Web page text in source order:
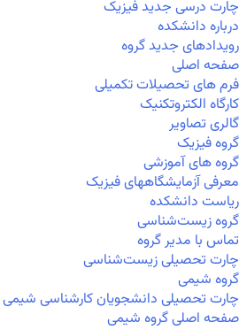
چارت درسی جدید فیزیک
درباره دانشکده
رویدادهای جدید گروه
صفحه اصلی
فرم های تحصیلات تکمیلی
کارگاه الکتروتکنیک
گالری تصاویر
گروه فیزیک
گروه های آموزشی
معرفی آزمایشگاههای فیزیک
ریاست دانشکده
گروه زیست‌شناسی
تماس با مدیر گروه
چارت تحصیلی زیست‌شناسی
گروه شیمی
چارت تحصیلی دانشجویان کارشناسی شیمی
صفحه اصلی گروه شیمی